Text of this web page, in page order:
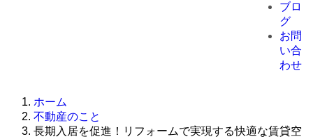
ブロ
グ
お問
い合
わせ
ホーム
不動産のこと
長期入居を促進！リフォームで実現する快適な賃貸空